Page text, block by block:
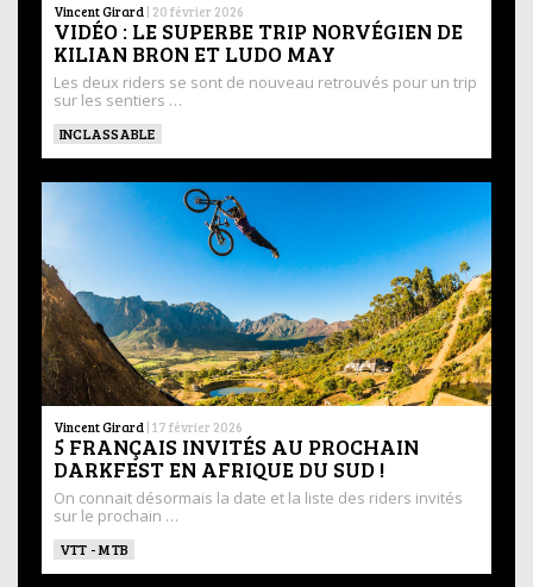
Vincent Girard | 20 février 2026
VIDÉO : LE SUPERBE TRIP NORVÉGIEN DE
KILIAN BRON ET LUDO MAY
Les deux riders se sont de nouveau retrouvés pour un trip
sur les sentiers …
INCLASSABLE
Vincent Girard | 17 février 2026
5 FRANÇAIS INVITÉS AU PROCHAIN
DARKFEST EN AFRIQUE DU SUD !
On connait désormais la date et la liste des riders invités
sur le prochain …
VTT - MTB